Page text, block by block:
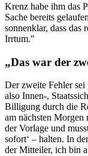
Krenz habe ihm das
Sache bereits
sonnenklar, dass das
Irrtum."
„Das war der
Der zweite Fehler sei
also Innen-,
Billigung durch die
am nächsten
der Vorlage und
sofort‘ – halten. In
der Mitteiler, ich bin